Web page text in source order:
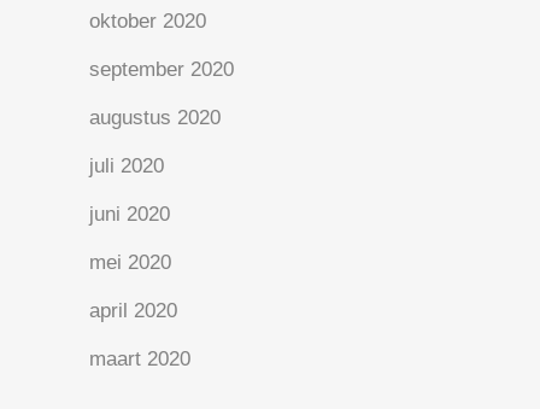
oktober 2020
september 2020
augustus 2020
juli 2020
juni 2020
mei 2020
april 2020
maart 2020